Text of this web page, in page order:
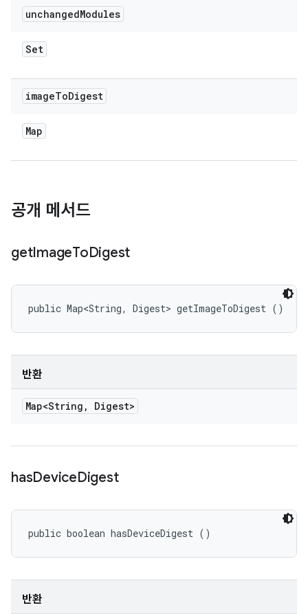
unchangedModules
Set
imageToDigest
Map
공개 메서드
getImageToDigest
public Map<String, Digest> getImageToDigest ()
반환
Map<String , Digest>
hasDeviceDigest
public boolean hasDeviceDigest ()
반환